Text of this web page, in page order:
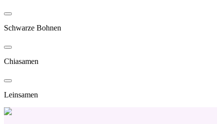
Schwarze Bohnen
Chiasamen
Leinsamen